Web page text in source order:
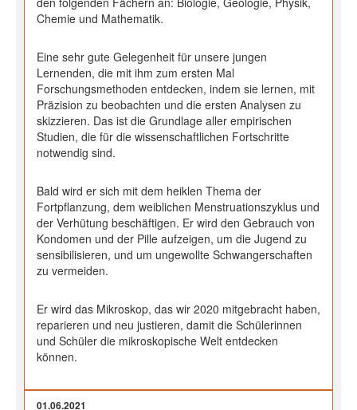
Chemie und Mathematik.
Eine sehr gute Gelegenheit für unsere jungen
Lernenden, die mit ihm zum ersten Mal
Forschungsmethoden entdecken, indem sie lernen, mit
Präzision zu beobachten und die ersten Analysen zu
skizzieren. Das ist die Grundlage aller empirischen
Studien, die für die wissenschaftlichen Fortschritte
notwendig sind.
Bald wird er sich mit dem heiklen Thema der
Fortpflanzung, dem weiblichen Menstruationszyklus und
der Verhütung beschäftigen. Er wird den Gebrauch von
Kondomen und der Pille aufzeigen, um die Jugend zu
sensibilisieren, und um ungewollte Schwangerschaften
zu vermeiden.
Er wird das Mikroskop, das wir 2020 mitgebracht haben,
reparieren und neu justieren, damit die Schülerinnen
und Schüler die mikroskopische Welt entdecken
können.
01.06.2021